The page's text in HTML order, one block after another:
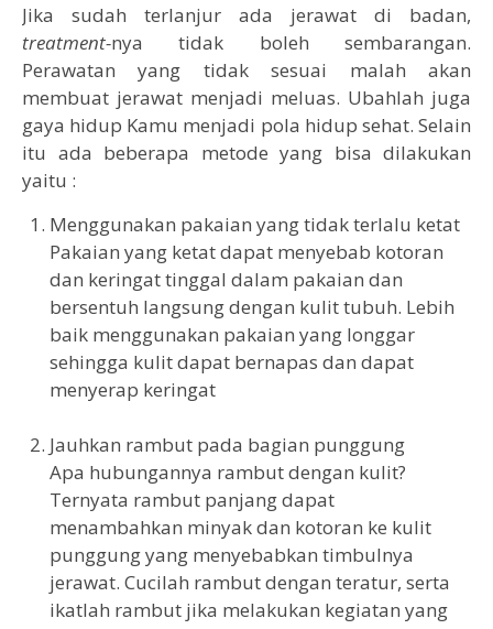
Jika sudah terlanjur ada jerawat di badan,
treatment-nya tidak boleh sembarangan.
Perawatan yang tidak sesuai malah akan
membuat jerawat menjadi meluas. Ubahlah juga
gaya hidup Kamu menjadi pola hidup sehat. Selain
itu ada beberapa metode yang bisa dilakukan
yaitu :
Menggunakan pakaian yang tidak terlalu ketat
Pakaian yang ketat dapat menyebab kotoran
dan keringat tinggal dalam pakaian dan
bersentuh langsung dengan kulit tubuh. Lebih
baik menggunakan pakaian yang longgar
sehingga kulit dapat bernapas dan dapat
menyerap keringat
Jauhkan rambut pada bagian punggung
Apa hubungannya rambut dengan kulit?
Ternyata rambut panjang dapat
menambahkan minyak dan kotoran ke kulit
punggung yang menyebabkan timbulnya
jerawat. Cucilah rambut dengan teratur, serta
ikatlah rambut jika melakukan kegiatan yang